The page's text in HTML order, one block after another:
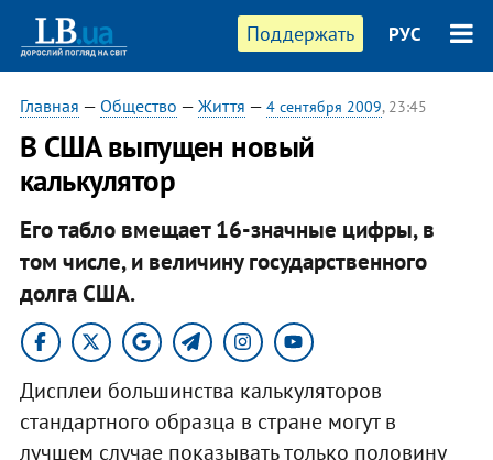
Поддержать РУС
Главная — Общество — Життя — 4 сентября 2009, 23:45
В США выпущен новый
калькулятор
Его табло вмещает 16-значные цифры, в
том числе, и величину государственного
долга США.
Дисплеи большинства калькуляторов
стандартного образца в стране могут в
лучшем случае показывать только половину